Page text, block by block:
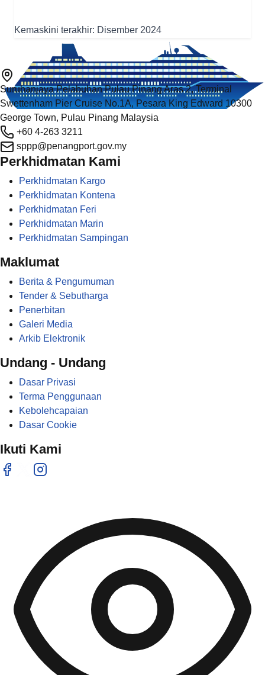
Kemaskini terakhir: Disember 2024
Suruhanjaya Pelabuhan Pulau Pinang Aras 2, Terminal
Swettenham Pier Cruise No.1A, Pesara King Edward 10300
George Town, Pulau Pinang Malaysia
+60 4-263 3211
sppp@penangport.gov.my
Perkhidmatan Kami
Perkhidmatan Kargo
Perkhidmatan Kontena
Perkhidmatan Feri
Perkhidmatan Marin
Perkhidmatan Sampingan
Maklumat
Berita & Pengumuman
Tender & Sebutharga
Penerbitan
Galeri Media
Arkib Elektronik
Undang - Undang
Dasar Privasi
Terma Penggunaan
Kebolehcapaian
Dasar Cookie
Ikuti Kami